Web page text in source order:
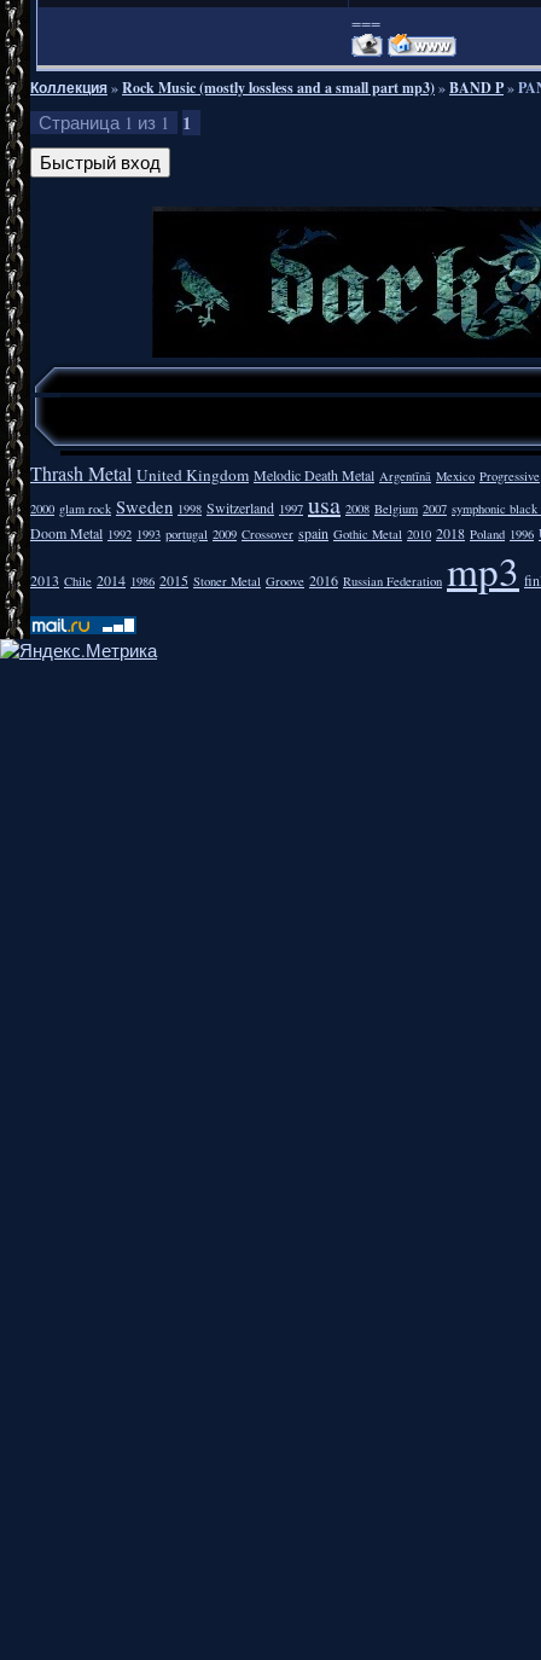
===
Коллекция»Rock Music (mostly lossless and a small part mp3)»BAND P»
Страница 1 из 1 1
Thrash Metal United Kingdom Melodic Death Metal Argentīnā Mexico Progressive
2000 glam rock Sweden 1998 Switzerland 1997 usa 2008 Belgium 2007 symphonic
Doom Metal 1992 1993 portugal 2009 Crossover spain Gothic Metal 2010 2018 Poland 1996
2013 Chile 2014 1986 2015 Stoner Metal Groove 2016 Russian Federation mp3